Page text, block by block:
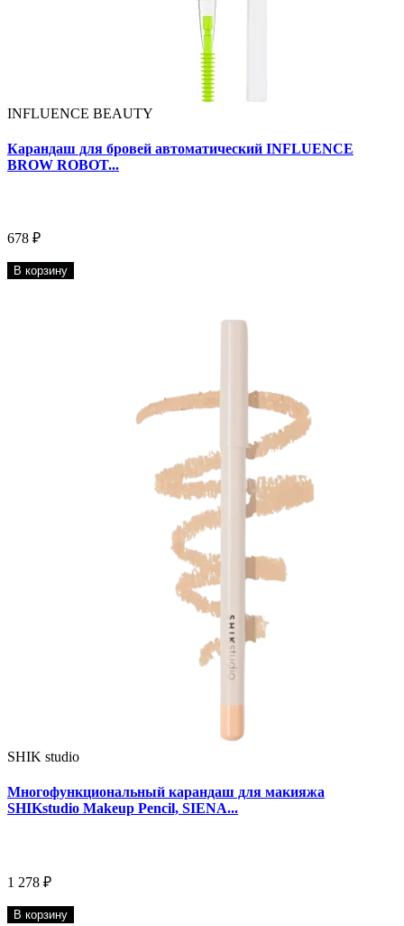
INFLUENCE BEAUTY
Карандаш для бровей автоматический INFLUENCE
BROW ROBOT...
678 ₽
В корзину
SHIK studio
Многофункциональный карандаш для макияжа
SHIKstudio Makeup Pencil, SIENA...
1 278 ₽
В корзину